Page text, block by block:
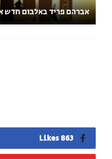
אברהם פריד באלבום חדש
863 Likes